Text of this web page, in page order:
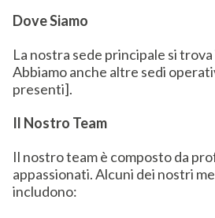
Dove Siamo
La nostra sede principale si
Abbiamo anche altre sedi
presenti].
Il Nostro Team
Il nostro team è composto da
appassionati. Alcuni dei nostri
includono: